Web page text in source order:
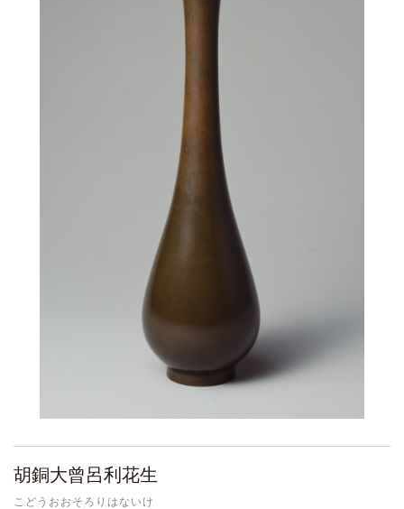
胡銅大曾呂利花生
こどうおおそろりはないけ